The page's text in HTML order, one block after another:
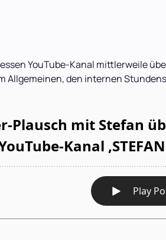
YouTube-Kanal mittlerweile
Allgemeinen, den internen